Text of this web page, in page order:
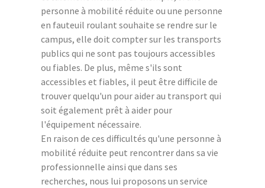
personne à mobilité réduite ou une personne
en fauteuil roulant souhaite se rendre sur le
campus, elle doit compter sur les transports
publics qui ne sont pas toujours accessibles
ou fiables. De plus, même s'ils sont
accessibles et fiables, il peut être difficile de
trouver quelqu'un pour aider au transport qui
soit également prêt à aider pour
l'équipement nécessaire.
En raison de ces difficultés qu'une personne à
mobilité réduite peut rencontrer dans sa vie
professionnelle ainsi que dans ses
recherches, nous lui proposons un service